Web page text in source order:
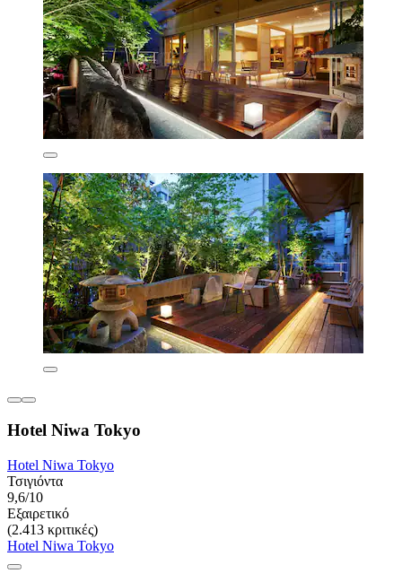
Hotel Niwa Tokyo
Hotel Niwa Tokyo
Τσιγιόντα
9,6/10
Εξαιρετικό
(2.413 κριτικές)
Hotel Niwa Tokyo